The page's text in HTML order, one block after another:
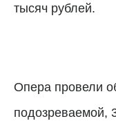
тысяч рублей.
Опера провели
подозреваемой,